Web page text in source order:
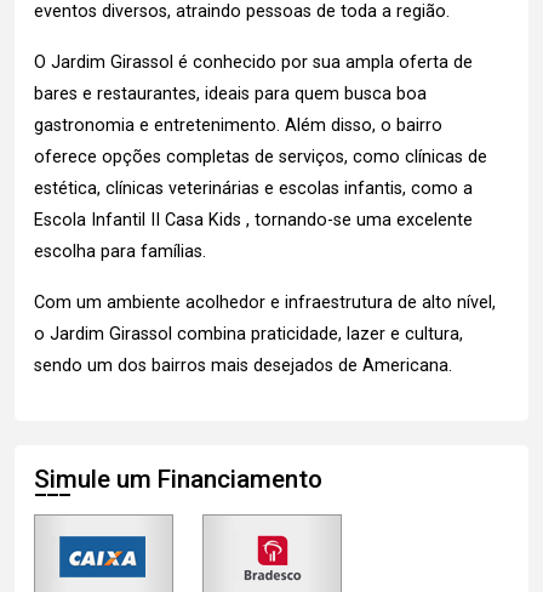
eventos diversos, atraindo pessoas de toda a região.
O Jardim Girassol é conhecido por sua ampla oferta de
bares e restaurantes, ideais para quem busca boa
gastronomia e entretenimento. Além disso, o bairro
oferece opções completas de serviços, como clínicas de
estética, clínicas veterinárias e escolas infantis, como a
Escola Infantil II Casa Kids , tornando-se uma excelente
escolha para famílias.
Com um ambiente acolhedor e infraestrutura de alto nível,
o Jardim Girassol combina praticidade, lazer e cultura,
sendo um dos bairros mais desejados de Americana.
Simule um Financiamento